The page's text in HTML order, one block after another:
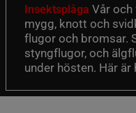
Insektsplåga Vår
mygg, knott och
flugor och bromsar.
styngflugor, och
under hösten. Här